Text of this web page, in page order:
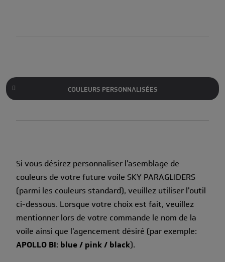
COULEURS PERSONNALISÉES
Si vous désirez personnaliser l'asemblage de
couleurs de votre future voile SKY PARAGLIDERS
(parmi les couleurs standard), veuillez utiliser l'outil
ci-dessous. Lorsque votre choix est fait, veuillez
mentionner lors de votre commande le nom de la
voile ainsi que l'agencement désiré (par exemple:
APOLLO BI: blue / pink / black).